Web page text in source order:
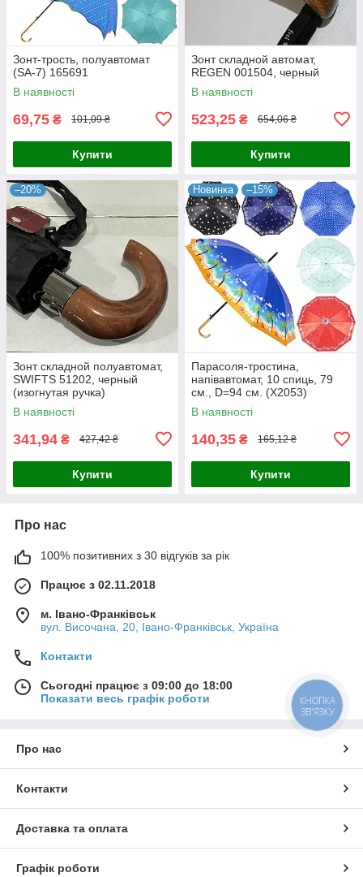
Зонт-трость, полуавтомат
(SA-7) 165691
В наявності
69,75 ₴ 101,09 ₴
Купити
Зонт складной автомат,
REGEN 001504, черный
В наявності
523,25 ₴ 654,06 ₴
Купити
–20%
Зонт складной полуавтомат,
SWIFTS 51202, черный
(изогнутая ручка)
В наявності
341,94 ₴ 427,42 ₴
Купити
Новинка –15%
Парасоля-тростина,
напівавтомат, 10 спиць, 79
см., D=94 см. (X2053)
В наявності
140,35 ₴ 165,12 ₴
Купити
Про нас
100% позитивних з 30 відгуків за рік
Працює з 02.11.2018
м. Івано-Франківськ
вул. Височана, 20, Івано-Франківськ, Україна
Контакти
Сьогодні працює з 09:00 до 18:00
Показати весь графік роботи
Про нас
Контакти
Доставка та оплата
Графік роботи
КНОПКА
ЗВ'ЯЗКУ